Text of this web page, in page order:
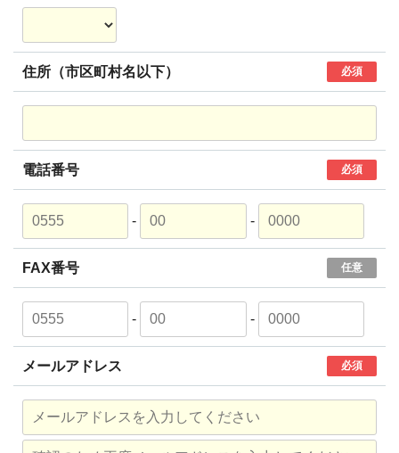
住所（市区町村名以下） 必須
電話番号 必須
- -
FAX番号 任意
- -
メールアドレス 必須